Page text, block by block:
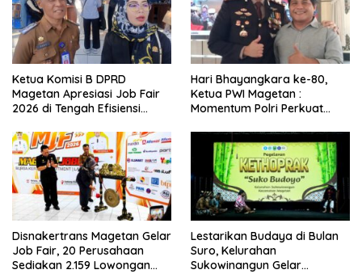
Ketua Komisi B DPRD
Magetan Apresiasi Job Fair
2026 di Tengah Efisiensi
Hari Bhayangkara ke-80,
Ketua PWI Magetan :
Momentum Polri Perkuat
Disnakertrans Magetan Gelar
Job Fair, 20 Perusahaan
Sediakan 2.159 Lowongan
Lestarikan Budaya di Bulan
Suro, Kelurahan
Sukowinangun Gelar